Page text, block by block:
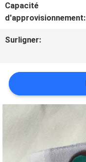
CONTACT
NOUVELLES
TOUS
LES
Capacité
d'approvisionnement:
Surligner: